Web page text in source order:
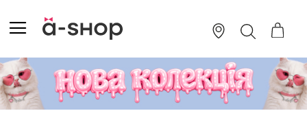
TO
CONTENT
ПОШУК